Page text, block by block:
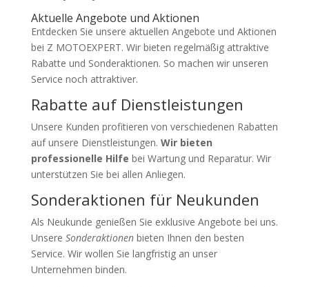
Aktuelle Angebote und Aktionen
Entdecken Sie unsere aktuellen Angebote und Aktionen
bei Z MOTOEXPERT. Wir bieten regelmäßig attraktive
Rabatte und Sonderaktionen. So machen wir unseren
Service noch attraktiver.
Rabatte auf Dienstleistungen
Unsere Kunden profitieren von verschiedenen Rabatten
auf unsere Dienstleistungen. Wir bieten
professionelle Hilfe bei Wartung und Reparatur. Wir
unterstützen Sie bei allen Anliegen.
Sonderaktionen für Neukunden
Als Neukunde genießen Sie exklusive Angebote bei uns.
Unsere Sonderaktionenbieten Ihnen den besten
Service. Wir wollen Sie langfristig an unser
Unternehmen binden.